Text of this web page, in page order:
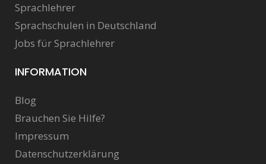
Sprachlehrer
Sprachschulen in Deutschland
Jobs für Sprachlehrer
INFORMATION
Blog
Brauchen Sie Hilfe?
Impressum
Datenschutzerklärung